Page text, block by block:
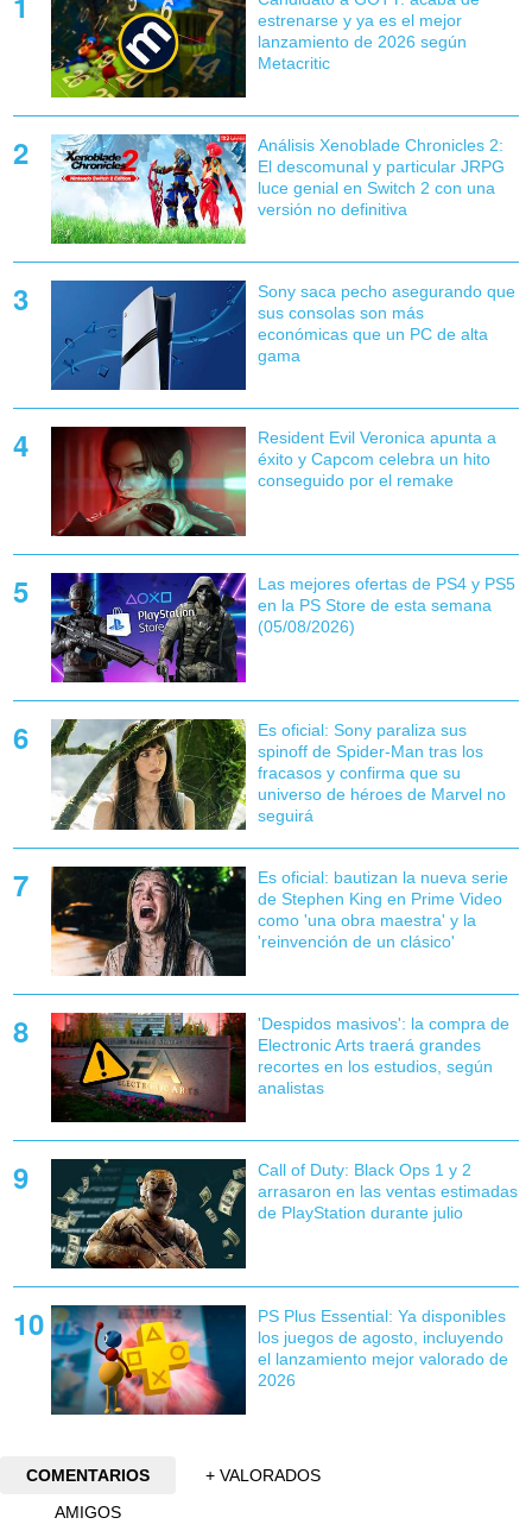
estrenarse y ya es el mejor
lanzamiento de 2026 según
Metacritic
Análisis Xenoblade Chronicles 2:
El descomunal y particular JRPG
luce genial en Switch 2 con una
versión no definitiva
Sony saca pecho asegurando que
sus consolas son más
económicas que un PC de alta
gama
Resident Evil Veronica apunta a
éxito y Capcom celebra un hito
conseguido por el remake
Las mejores ofertas de PS4 y PS5
en la PS Store de esta semana
(05/08/2026)
Es oficial: Sony paraliza sus
spinoff de Spider-Man tras los
fracasos y confirma que su
universo de héroes de Marvel no
seguirá
Es oficial: bautizan la nueva serie
de Stephen King en Prime Video
como 'una obra maestra' y la
'reinvención de un clásico'
'Despidos masivos': la compra de
Electronic Arts traerá grandes
recortes en los estudios, según
analistas
Call of Duty: Black Ops 1 y 2
arrasaron en las ventas estimadas
de PlayStation durante julio
PS Plus Essential: Ya disponibles
los juegos de agosto, incluyendo
el lanzamiento mejor valorado de
2026
COMENTARIOS
+ VALORADOS
AMIGOS